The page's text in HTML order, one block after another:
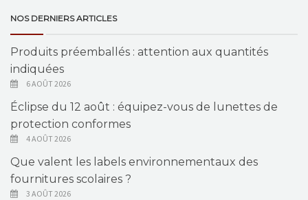
NOS DERNIERS ARTICLES
Produits préemballés : attention aux quantités
indiquées
6 AOÛT 2026
Éclipse du 12 août : équipez-vous de lunettes de
protection conformes
4 AOÛT 2026
Que valent les labels environnementaux des
fournitures scolaires ?
3 AOÛT 2026